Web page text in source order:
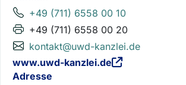
+49 (711) 6558 00 10
+49 (711) 6558 00 20
kontakt@uwd-kanzlei.de
www.uwd-kanzlei.de
Adresse